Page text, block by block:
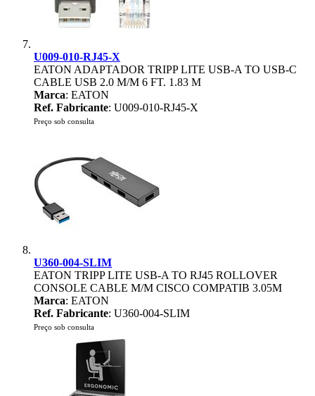
U009-010-RJ45-X
EATON ADAPTADOR TRIPP LITE USB-A TO USB-C
CABLE USB 2.0 M/M 6 FT. 1.83 M
Marca: EATON
Ref. Fabricante: U009-010-RJ45-X
Preço sob consulta
U360-004-SLIM
EATON TRIPP LITE USB-A TO RJ45 ROLLOVER
CONSOLE CABLE M/M CISCO COMPATIB 3.05M
Marca: EATON
Ref. Fabricante: U360-004-SLIM
Preço sob consulta